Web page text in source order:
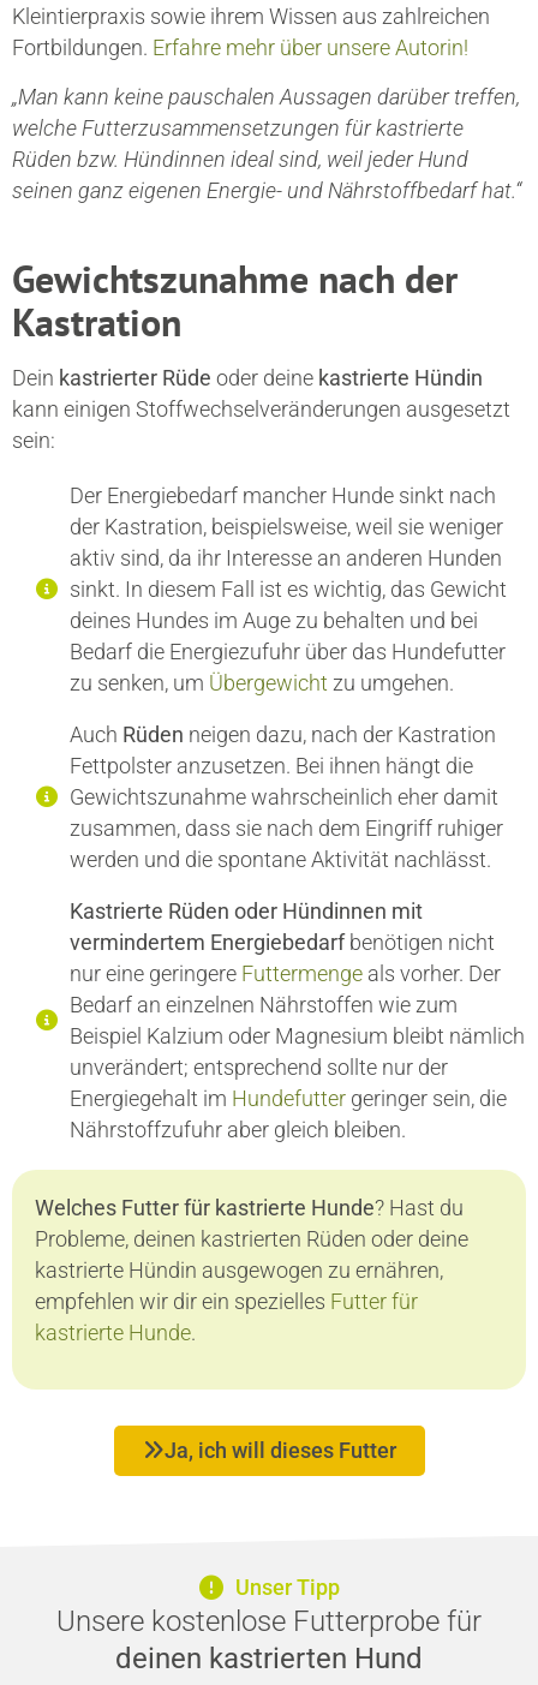
Kleintierpraxis sowie ihrem Wissen aus zahlreichen
Fortbildungen. Erfahre mehr über unsere Autorin!
„Man kann keine pauschalen Aussagen darüber treffen,
welche Futterzusammensetzungen für kastrierte
Rüden bzw. Hündinnen ideal sind, weil jeder Hund
seinen ganz eigenen Energie- und Nährstoffbedarf hat.“
Gewichtszunahme nach der
Kastration
Dein kastrierter Rüde oder deine kastrierte Hündin
kann einigen Stoffwechselveränderungen ausgesetzt
sein:
Der Energiebedarf mancher Hunde sinkt nach
der Kastration, beispielsweise, weil sie weniger
aktiv sind, da ihr Interesse an anderen Hunden
sinkt. In diesem Fall ist es wichtig, das Gewicht
deines Hundes im Auge zu behalten und bei
Bedarf die Energiezufuhr über das Hundefutter
zu senken, um Übergewicht zu umgehen.
Auch Rüden neigen dazu, nach der Kastration
Fettpolster anzusetzen. Bei ihnen hängt die
Gewichtszunahme wahrscheinlich eher damit
zusammen, dass sie nach dem Eingriff ruhiger
werden und die spontane Aktivität nachlässt.
Kastrierte Rüden oder Hündinnen mit
vermindertem Energiebedarfbenötigen nicht
nur eine geringere Futtermengeals vorher. Der
Bedarf an einzelnen Nährstoffen wie zum
Beispiel Kalzium oder Magnesium bleibt nämlich
unverändert; entsprechend sollte nur der
Energiegehalt im Hundefuttergeringer sein, die
Nährstoffzufuhr aber gleich bleiben.
Welches Futter für kastrierte Hunde? Hast du
Probleme, deinen kastrierten Rüden oder deine
kastrierte Hündin ausgewogen zu ernähren,
empfehlen wir dir ein spezielles Futter für
kastrierte Hunde.
Ja, ich will dieses Futter
Unser Tipp
Unsere kostenlose Futterprobe für
deinen kastrierten Hund